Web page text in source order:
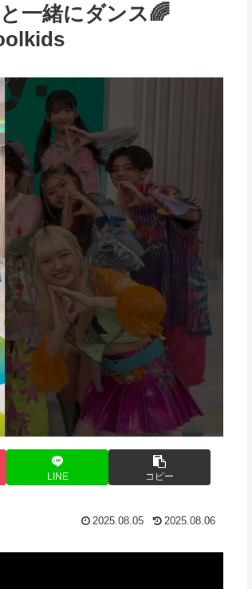
一緒にダンス🌈
LINE コピー
2025.08.05 2025.08.06